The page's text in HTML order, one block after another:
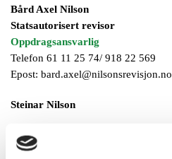
Bård Axel Nilson
Statsautorisert revisor
Oppdragsansvarlig
Telefon 61 11 25 74/ 918 22 569
Epost: bard.axel@nilsonsrevisjon.no
Steinar Nilson
Revisormedarbeider